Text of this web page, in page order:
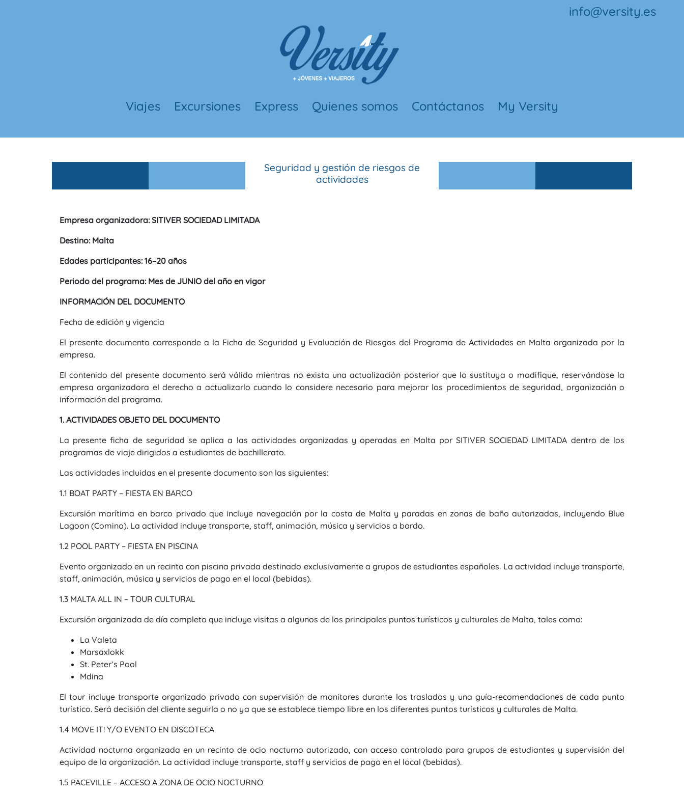
info@versity.es
Viajes Excursiones Express Quienes somos Contáctanos My Versity
Seguridad y gestión de riesgos de
actividades
Empresa organizadora: SITIVER SOCIEDAD LIMITADA
Destino: Malta
Edades participantes: 16–20 años
Periodo del programa: Mes de JUNIO del año en vigor
INFORMACIÓN DEL DOCUMENTO
Fecha de edición y vigencia
El presente documento corresponde a la Ficha de Seguridad y Evaluación de Riesgos del Programa de Actividades en Malta organizada por la
empresa.
El contenido del presente documento será válido mientras no exista una actualización posterior que lo sustituya o modifique, reservándose la
empresa organizadora el derecho a actualizarlo cuando lo considere necesario para mejorar los procedimientos de seguridad, organización o
información del programa.
1. ACTIVIDADES OBJETO DEL DOCUMENTO
La presente ficha de seguridad se aplica a las actividades organizadas y operadas en Malta por SITIVER SOCIEDAD LIMITADA dentro de los
programas de viaje dirigidos a estudiantes de bachillerato.
Las actividades incluidas en el presente documento son las siguientes:
1.1 BOAT PARTY – FIESTA EN BARCO
Excursión marítima en barco privado que incluye navegación por la costa de Malta y paradas en zonas de baño autorizadas, incluyendo Blue
Lagoon (Comino). La actividad incluye transporte, staff, animación, música y servicios a bordo.
1.2 POOL PARTY – FIESTA EN PISCINA
Evento organizado en un recinto con piscina privada destinado exclusivamente a grupos de estudiantes españoles. La actividad incluye transporte,
staff, animación, música y servicios de pago en el local (bebidas).
1.3 MALTA ALL IN – TOUR CULTURAL
Excursión organizada de día completo que incluye visitas a algunos de los principales puntos turísticos y culturales de Malta, tales como:
La Valeta
Marsaxlokk
St. Peter’s Pool
Mdina
El tour incluye transporte organizado privado con supervisión de monitores durante los traslados y una guía-recomendaciones de cada punto
turístico. Será decisión del cliente seguirla o no ya que se establece tiempo libre en los diferentes puntos turísticos y culturales de Malta.
1.4 MOVE IT! Y/O EVENTO EN DISCOTECA
Actividad nocturna organizada en un recinto de ocio nocturno autorizado, con acceso controlado para grupos de estudiantes y supervisión del
equipo de la organización. La actividad incluye transporte, staff y servicios de pago en el local (bebidas).
1.5 PACEVILLE – ACCESO A ZONA DE OCIO NOCTURNO